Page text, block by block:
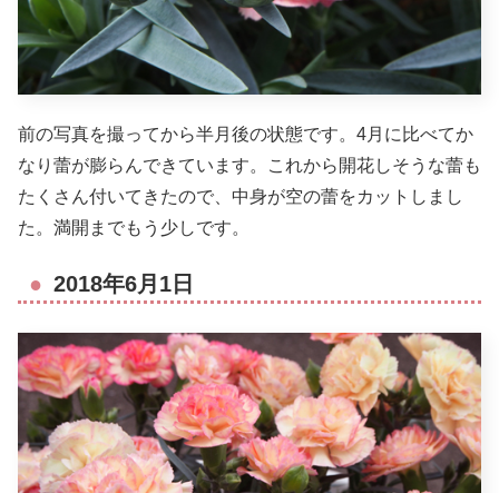
前の写真を撮ってから半月後の状態です。4月に比べてか
なり蕾が膨らんできています。これから開花しそうな蕾も
たくさん付いてきたので、中身が空の蕾をカットしまし
た。満開までもう少しです。
2018年6月1日